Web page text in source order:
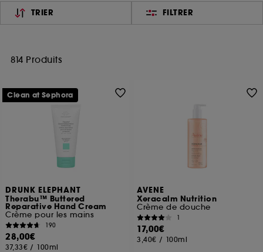
TRIER FILTRER
814 Produits
DRUNK ELEPHANT
Therabu™ Buttered
Reparative Hand Cream
Crème pour les mains
190
28,00€
37,33€ / 100ml
Clean at Sephora
AVENE
Xeracalm Nutrition
Crème de douche
1
17,00€
3,40€ / 100ml